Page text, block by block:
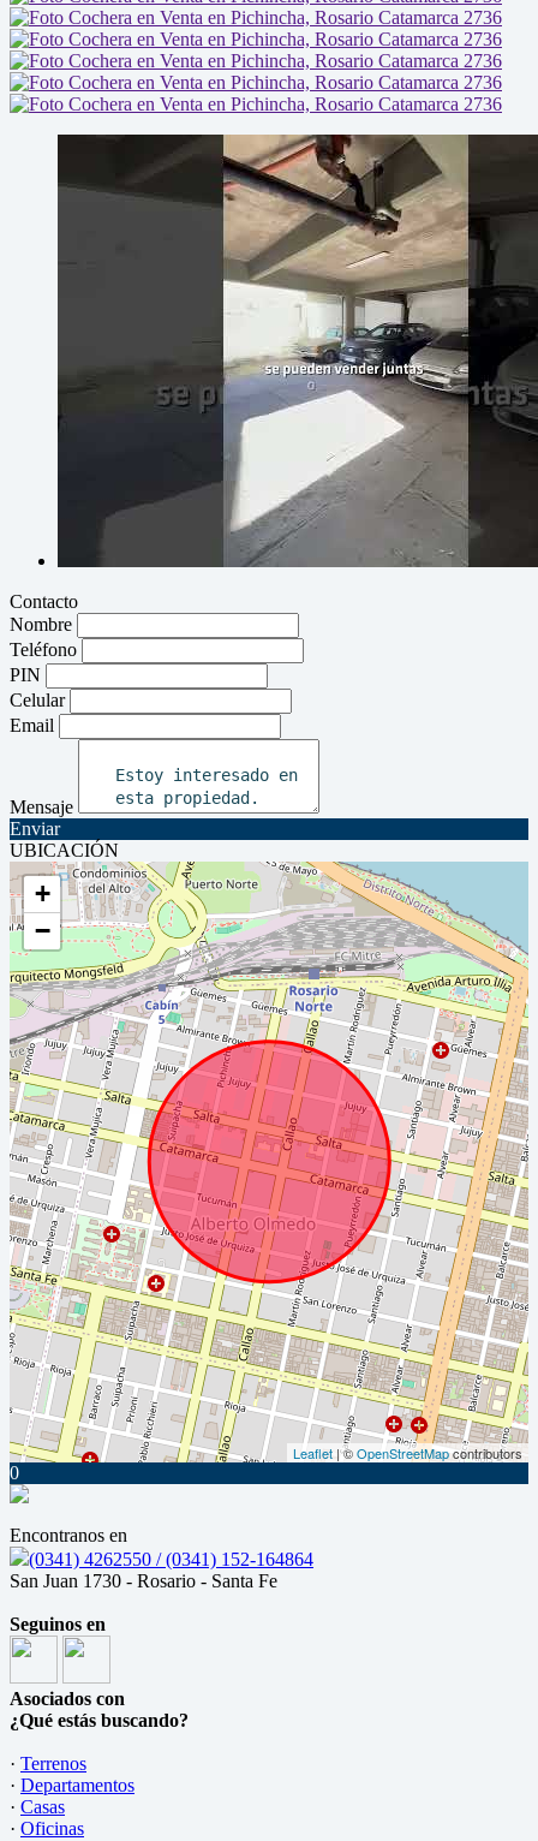
Contacto
Nombre
Teléfono
PIN
Celular
Email
Mensaje
Enviar
UBICACIÓN
+
−
Leaflet | ©OpenStreetMapcontributors
0
Encontranos en
(0341) 4262550 / (0341) 152-164864
San Juan 1730 - Rosario - Santa Fe
Seguinos en
Asociados con
¿Qué estás buscando?
· Terrenos
· Departamentos
· Casas
· Oficinas